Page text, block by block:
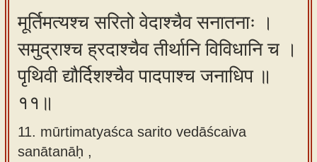
मूर्तिमत्यश्च सरितो वेदाश्चैव सनातनाः ।
समुद्राश्च ह्रदाश्चैव तीर्थानि विविधानि च ।
पृथिवी द्यौर्दिशश्चैव पादपाश्च जनाधिप ॥
११॥
11. mūrtimatyaśca sarito vedāścaiva
sanātanāḥ ,